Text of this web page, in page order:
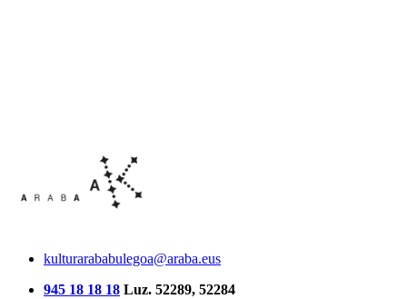
kulturarababulegoa@araba.eus
945 18 18 18 Luz. 52289, 52284